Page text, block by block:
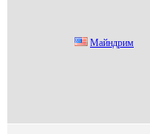
Мaйндpим